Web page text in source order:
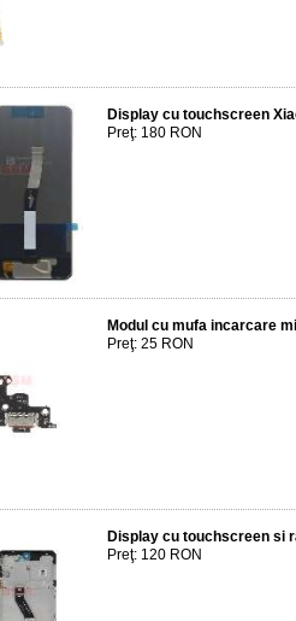
Display cu touchscreen
Preţ: 180 RON
Modul cu mufa incarcare
Preţ: 25 RON
Display cu touchscreen si
Preţ: 120 RON